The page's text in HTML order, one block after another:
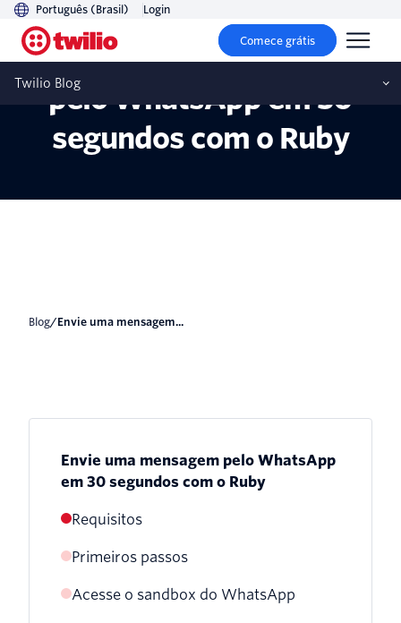
Português (Brasil) Login
Comece grátis
Twilio Blog
Envie uma mensagem
pelo WhatsApp em 30
segundos com o Ruby
blog/ Envie uma mensagem...
Envie uma mensagem pelo WhatsApp
em 30 segundos com o Ruby
Requisitos
Primeiros passos
Instalar dependências
Acesse o sandbox do WhatsApp